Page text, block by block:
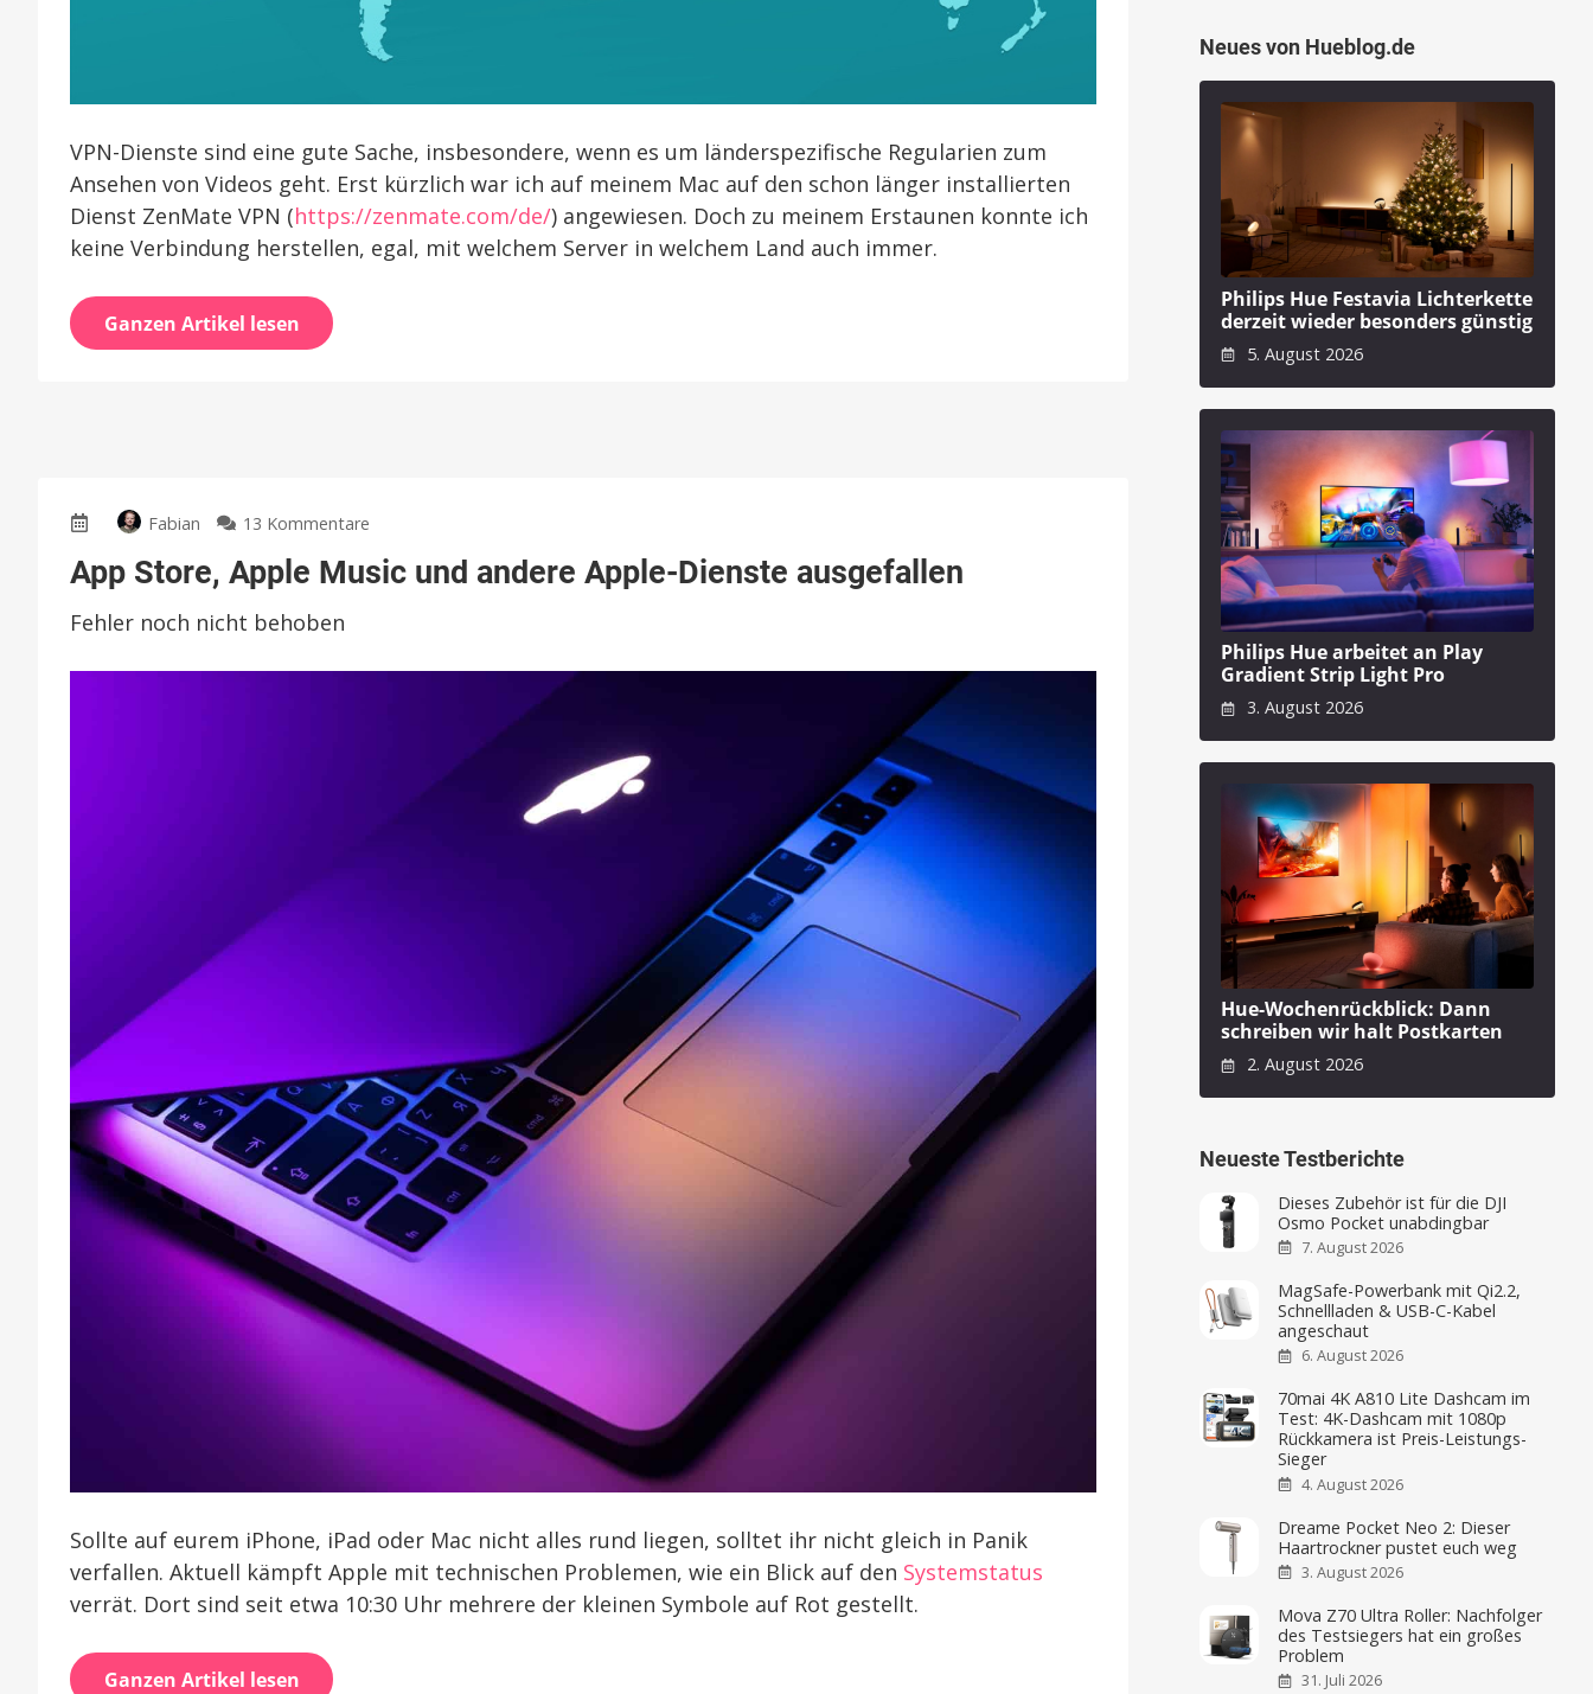
VPN-Dienste sind eine gute Sache, insbesondere, wenn es um länderspezifische Regularien zum
Ansehen von Videos geht. Erst kürzlich war ich auf meinem Mac auf den schon länger installierten
Dienst ZenMate VPN (https://zenmate.com/de/) angewiesen. Doch zu meinem Erstaunen konnte ich
keine Verbindung herstellen, egal, mit welchem Server in welchem Land auch immer.
Ganzen Artikel lesen
Fabian 13 Kommentare
Store,
andere
App Store, Apple Music und andere Apple-Dienste ausgefallen
Fehler noch nicht behoben
Sollte auf eurem iPhone, iPad oder Mac nicht alles rund liegen, solltet ihr nicht gleich in Panik
verfallen. Aktuell kämpft Apple mit technischen Problemen, wie ein Blick auf den Systemstatus
verrät. Dort sind seit etwa 10:30 Uhr mehrere der kleinen Symbole auf Rot gestellt.
Ganzen Artikel lesen
Neues von Hueblog.de
Philips Hue Festavia Lichterkette
derzeit wieder besonders günstig
5. August 2026
Philips Hue arbeitet an Play
Gradient Strip Light Pro
3. August 2026
Hue-Wochenrückblick: Dann
schreiben wir halt Postkarten
2. August 2026
Neueste Testberichte
Dieses Zubehör ist für die DJI
Osmo Pocket unabdingbar
7. August 2026
MagSafe-Powerbank mit Qi2.2,
Schnellladen & USB-C-Kabel
angeschaut
6. August 2026
70mai 4K A810 Lite Dashcam im
Test: 4K-Dashcam mit 1080p
Rückkamera ist Preis-Leistungs-
Sieger
4. August 2026
Dreame Pocket Neo 2: Dieser
Haartrockner pustet euch weg
3. August 2026
Mova Z70 Ultra Roller: Nachfolger
des Testsiegers hat ein großes
Problem
31. Juli 2026